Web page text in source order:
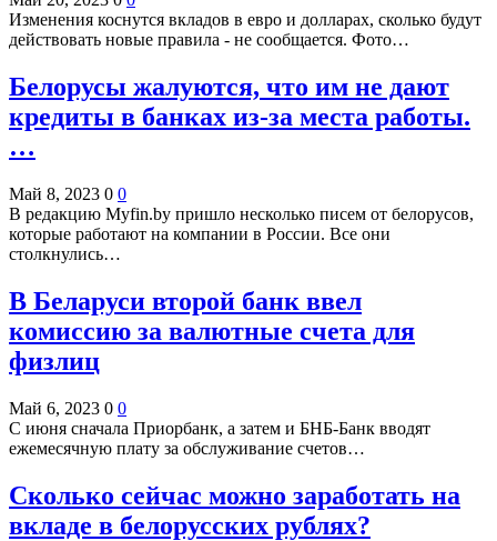
Изменения коснутся вкладов в евро и долларах, сколько будут
действовать новые правила - не сообщается. Фото…
Белорусы жалуются, что им не дают
кредиты в банках из-за места работы.
…
Май 8, 2023 0 0
В редакцию Myfin.by пришло несколько писем от белорусов,
которые работают на компании в России. Все они
столкнулись…
В Беларуси второй банк ввел
комиссию за валютные счета для
физлиц
Май 6, 2023 0 0
С июня сначала Приорбанк, а затем и БНБ-Банк вводят
ежемесячную плату за обслуживание счетов…
Сколько сейчас можно заработать на
вкладе в белорусских рублях?